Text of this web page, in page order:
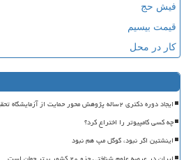
فیش حج
قیمت بیسیم
کار در محل
ایجاد دوره دکتری ۲ساله پژوهش محور حمایت از آزمایشگاه تحقیقاتی اساتید
چه کسی کامپیوتر را اختراع کرد؟
اینشتین اگر نبود، گوگل مپ هم نبود